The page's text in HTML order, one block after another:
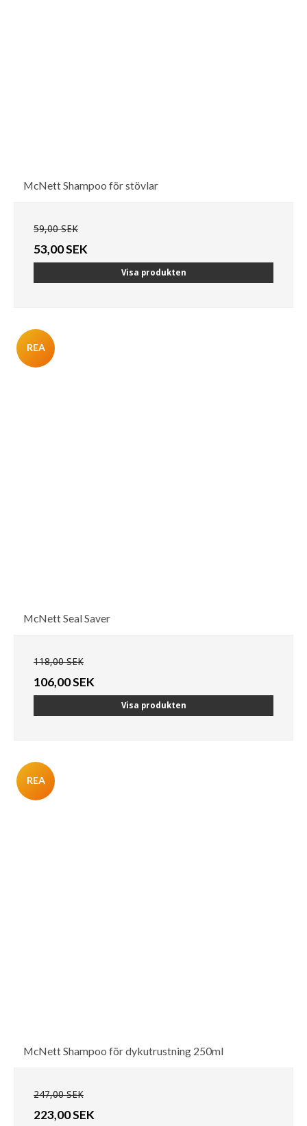
McNett Shampoo för stövlar
59,00 SEK
53,00 SEK
Visa produkten
REA
McNett Seal Saver
118,00 SEK
106,00 SEK
Visa produkten
REA
McNett Shampoo för dykutrustning 250ml
247,00 SEK
223,00 SEK